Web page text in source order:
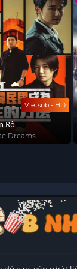
Vietsub - HD
Rồ
Dreams